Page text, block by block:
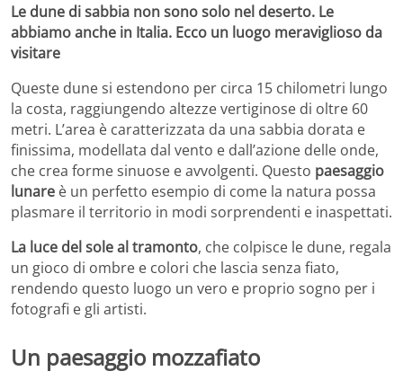
Le dune di sabbia non sono solo nel deserto. Le
abbiamo anche in Italia. Ecco un luogo meraviglioso da
visitare
Queste dune si estendono per circa 15 chilometri lungo
la costa, raggiungendo altezze vertiginose di oltre 60
metri. L’area è caratterizzata da una sabbia dorata e
finissima, modellata dal vento e dall’azione delle onde,
che crea forme sinuose e avvolgenti. Questo paesaggio
lunare è un perfetto esempio di come la natura possa
plasmare il territorio in modi sorprendenti e inaspettati.
La luce del sole al tramonto, che colpisce le dune, regala
un gioco di ombre e colori che lascia senza fiato,
rendendo questo luogo un vero e proprio sogno per i
fotografi e gli artisti.
Un paesaggio mozzafiato